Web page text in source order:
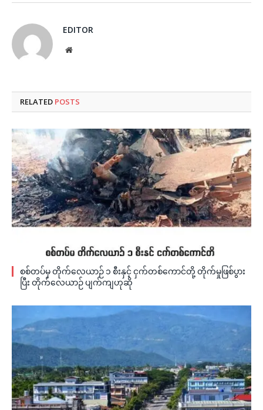
EDITOR
Website
RELATED POSTS
စစ်တပ်မှ တိုက်လေယာဉ် ၁ စီးနှင့် ငှက်တစ်ကောင်တို့ တိုက်မှုဖြစ်ပွား
ပြီး တိုက်လေယာဉ် ပျက်ကျဟုဆို